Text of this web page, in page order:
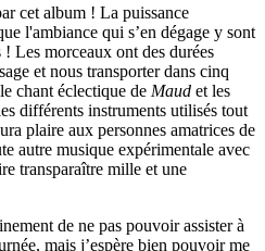
cet album ! La puissance
l'ambiance qui s’en dégage y sont
Les morceaux ont des durées
et nous transporter dans cinq
chant éclectique de Maud et les
différents instruments utilisés tout
plaire aux personnes amatrices de
autre musique expérimentale avec
transparaître mille et une
de ne pas pouvoir assister à
mais j’espère bien pouvoir me